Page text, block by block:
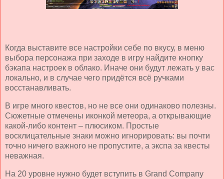
Когда выставите все настройки себе по вкусу, в меню
выбора персонажа при заходе в игру найдите кнопку
бэкапа настроек в облако. Иначе они будут лежать у вас
локально, и в случае чего придётся всё ручками
восстанавливать.
В игре много квестов, но не все они одинаково полезны.
Сюжетные отмечены иконкой метеора, а открывающие
какой-либо контент – плюсиком. Простые
восклицательные знаки можно игнорировать: вы почти
точно ничего важного не пропустите, а экспа за квесты
неважная.
На 20 уровне нужно будет вступить в Grand Company